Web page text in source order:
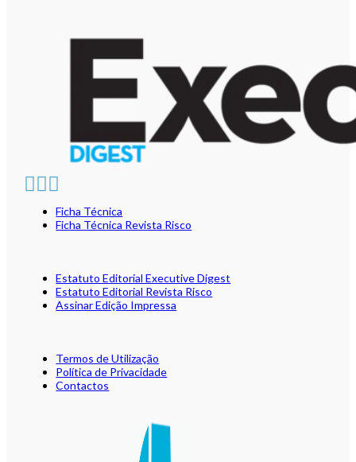
Ficha Técnica
Ficha Técnica Revista Risco
Estatuto Editorial Executive Digest
Estatuto Editorial Revista Risco
Assinar Edição Impressa
Termos de Utilização
Política de Privacidade
Contactos